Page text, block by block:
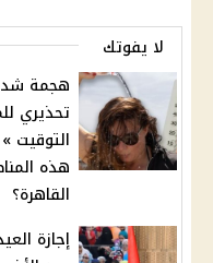
لا يفوتك
هجمة
تحذيري
التوقيت
هذه
القاهرة؟
إجازة